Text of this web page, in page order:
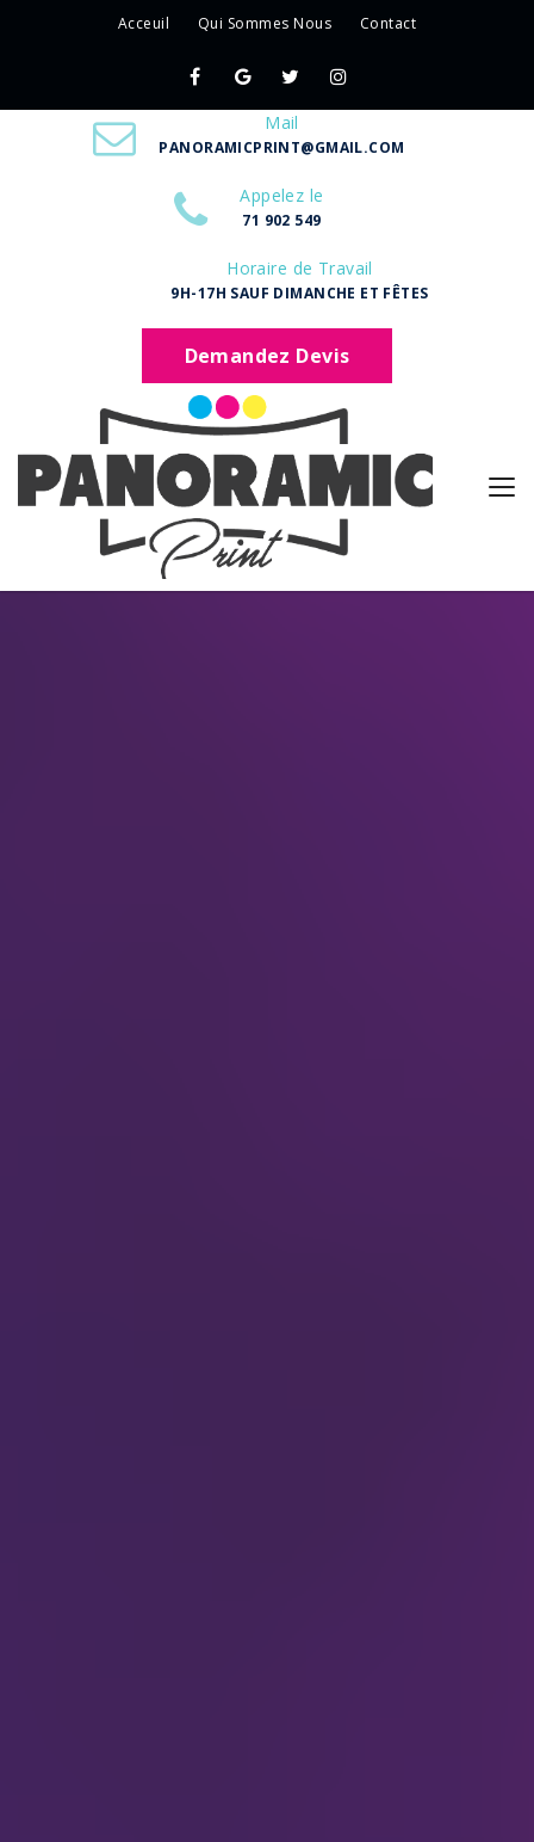
Acceuil Qui Sommes Nous Contact
Mail
PANORAMICPRINT@GMAIL.COM
Appelez le
71 902 549
Horaire de Travail
9H-17H SAUF DIMANCHE ET FÊTES
Demandez Devis